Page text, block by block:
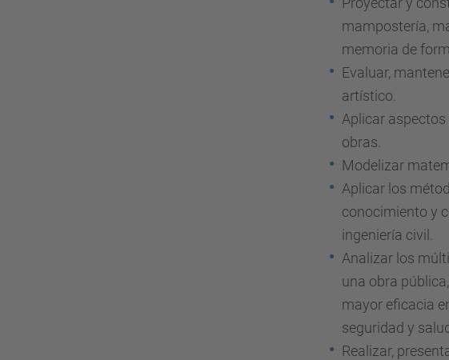
mampostería,
memoria de
Evaluar,
artístico.
Aplicar
obras.
Modelizar
Aplicar los
conocimiento y
ingeniería civil.
Analizar los
una obra
mayor eficacia
seguridad y
Realizar,